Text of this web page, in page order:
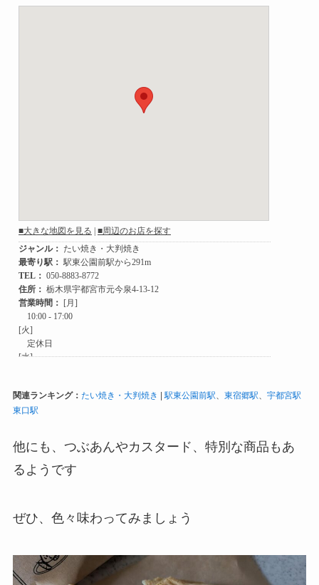
関連ランキング： たい焼き・大判焼き |駅東公園前駅、 東宿郷駅、 宇都宮駅
東口駅
他にも、つぶあんやカスタード、特別な商品もあ
るようです
ぜひ、色々味わってみましょう